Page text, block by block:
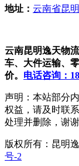
地址： 云南省昆
云南昆明逸天物
车、大件运输、
价。 电话咨询：
声明：本站部分
权益，请及时联
处理并删除，谢谢
版权所有：昆明
号-2